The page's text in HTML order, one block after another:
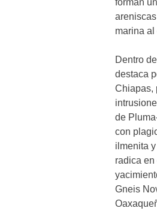
marina
Dentro
destaca
Chiapas,
de
con
ilmenita
radica
Gneis